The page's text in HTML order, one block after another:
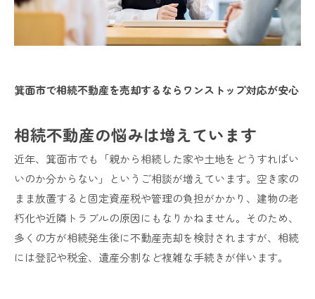
箕面市で相続不動産を売却するならワンストップ対応が安心
相続不動産の悩みは増えています
近年、箕面市でも「親から相続した家や土地をどうすればい
いのか分からない」というご相談が増えています。空き家の
まま放置すると固定資産税や管理の負担がかかり、建物の老
朽化や近隣トラブルの原因にもなりかねません。そのため、
多くの方が相続発生後に不動産売却を検討されますが、相続
には登記や税金、遺産分割など複雑な手続きが伴います。